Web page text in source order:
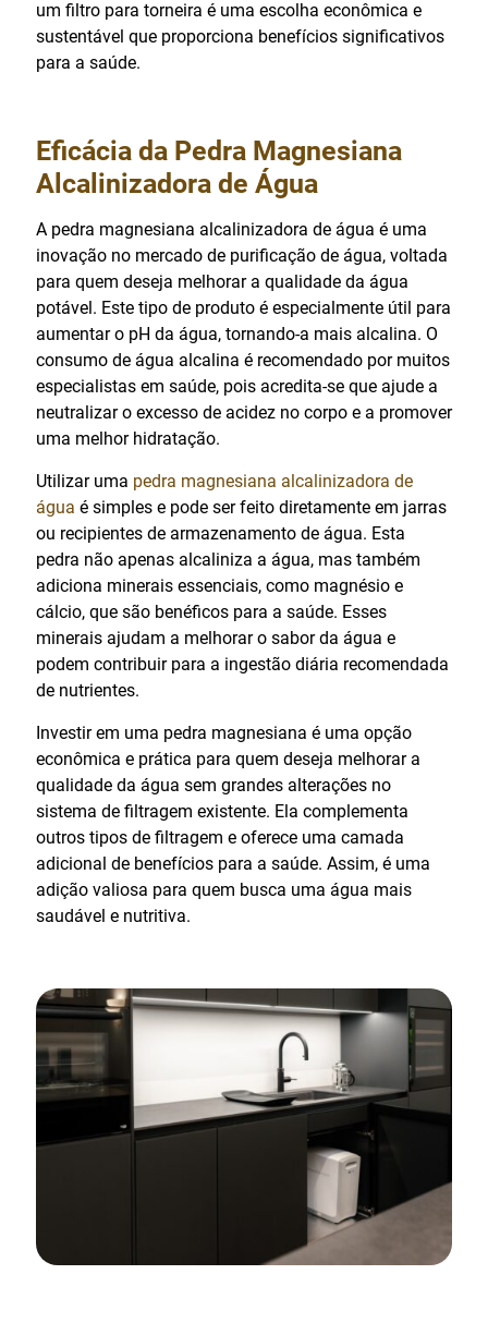
um filtro para torneira é uma escolha econômica e
sustentável que proporciona benefícios significativos
para a saúde.
Eficácia da Pedra Magnesiana
Alcalinizadora de Água
A pedra magnesiana alcalinizadora de água é uma
inovação no mercado de purificação de água, voltada
para quem deseja melhorar a qualidade da água
potável. Este tipo de produto é especialmente útil para
aumentar o pH da água, tornando-a mais alcalina. O
consumo de água alcalina é recomendado por muitos
especialistas em saúde, pois acredita-se que ajude a
neutralizar o excesso de acidez no corpo e a promover
uma melhor hidratação.
Utilizar uma pedra magnesiana alcalinizadora de
água é simples e pode ser feito diretamente em jarras
ou recipientes de armazenamento de água. Esta
pedra não apenas alcaliniza a água, mas também
adiciona minerais essenciais, como magnésio e
cálcio, que são benéficos para a saúde. Esses
minerais ajudam a melhorar o sabor da água e
podem contribuir para a ingestão diária recomendada
de nutrientes.
Investir em uma pedra magnesiana é uma opção
econômica e prática para quem deseja melhorar a
qualidade da água sem grandes alterações no
sistema de filtragem existente. Ela complementa
outros tipos de filtragem e oferece uma camada
adicional de benefícios para a saúde. Assim, é uma
adição valiosa para quem busca uma água mais
saudável e nutritiva.